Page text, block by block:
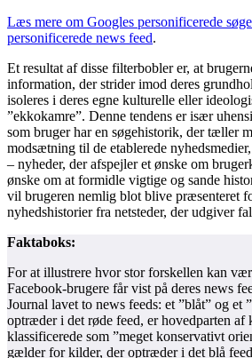
Læs mere om Googles personificerede
personificerede news feed.
Et resultat af disse filterbobler er, at
information, der strider imod deres
isoleres i deres egne kulturelle eller
”ekkokamre”. Denne tendens er især
som bruger har en søgehistorik, der tæller
modsætning til de etablerede
– nyheder, der afspejler et ønske om
ønske om at formidle vigtige og sande
vil brugeren nemlig blot blive præsenteret
nyhedshistorier fra netsteder, der udgiver
Faktaboks:
For at illustrere hvor stor forskellen kan
Facebook-brugere får vist på deres news
Journal lavet to news feeds: et ”blåt” og et
optræder i det røde feed, er hovedparten af
klassificerede som ”meget konservativt
gælder for kilder, der optræder i det blå